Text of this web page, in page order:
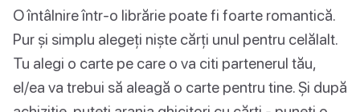
O întâlnire într-o librărie poate fi foarte romantică.
Pur și simplu alegeți niște cărți unul pentru celălalt.
Tu alegi o carte pe care o va citi partenerul tău,
el/ea va trebui să aleagă o carte pentru tine. Și după